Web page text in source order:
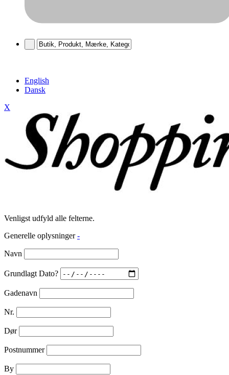
English
Dansk
X
Venligst udfyld alle felterne.
Generelle oplysninger -
Navn
Grundlagt Dato?
Gadenavn
Nr.
Dør
Postnummer
By